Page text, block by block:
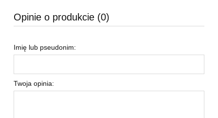
Opinie o produkcie (0)
Imię lub pseudonim:
Twoja opinia: